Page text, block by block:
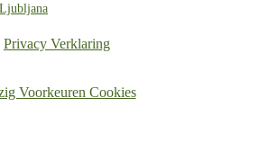
Privacy Verklaring
Voorkeuren Cookies